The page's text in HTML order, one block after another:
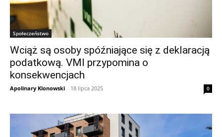
Społeczeństwo
Wciąż są osoby spóźniające się z deklaracją
podatkową. VMI przypomina o
konsekwencjach
Apolinary Klonowski - 18 lipca 2025 0